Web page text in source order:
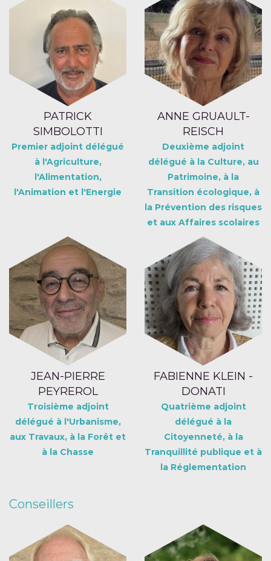
PATRICK
SIMBOLOTTI
Premier adjoint délégué
à l'Agriculture,
l'Alimentation,
l'Animation et l'Energie
ANNE GRUAULT-
REISCH
Deuxième adjoint
délégué à la Culture, au
Patrimoine, à la
Transition écologique, à
la Prévention des risques
et aux Affaires scolaires
JEAN-PIERRE
PEYREROL
Troisième adjoint
délégué à l'Urbanisme,
aux Travaux, à la Forêt et
à la Chasse
FABIENNE KLEIN -
DONATI
Quatrième adjoint
délégué à la
Citoyenneté, à la
Tranquillité publique et à
la Réglementation
Conseillers